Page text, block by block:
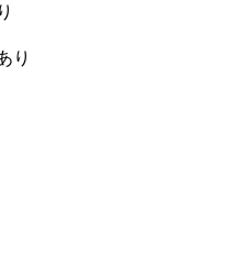
り